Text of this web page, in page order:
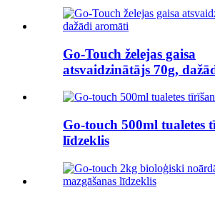
Go-Touch želejas gaisa
atsvaidzinātājs 70g,
Go-touch 500ml tualetes
līdzeklis